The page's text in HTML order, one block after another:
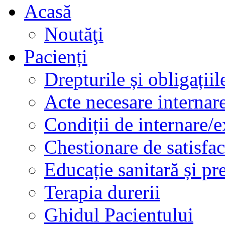
Acasă
Noutăţi
Pacienți
Drepturile și
Acte necesare
Condiții de internare/
Chestionare de
Educație sanitară și
Terapia durerii
Ghidul Pacientului